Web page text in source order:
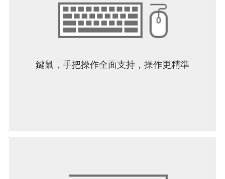
鍵鼠，手把操作全面支持，操作更精準